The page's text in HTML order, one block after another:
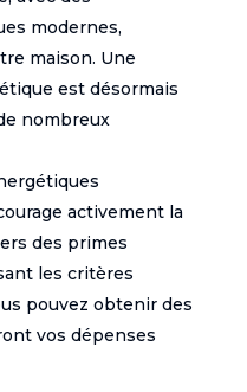
modernes,
maison. Une
est désormais
nombreux
activement la
des primes
les critères
pouvez obtenir des
vos dépenses